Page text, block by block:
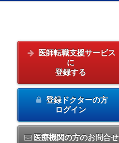
医師転職支援サービス
に
登録する
登録ドクターの方
ログイン
医療機関の方のお問合せ